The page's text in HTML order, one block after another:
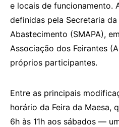
e locais de funcionamento.
definidas pela Secretaria
Abastecimento (SMAPA),
Associação dos Feirantes
próprios participantes.
Entre as principais
horário da Feira da Maesa,
6h às 11h aos sábados —